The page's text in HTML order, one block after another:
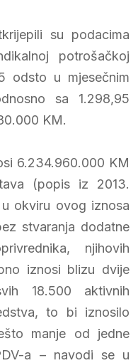
su podacima
potrošačkoj
odsto u mjesečnim
sa 1.298,95
KM.
6.234.960.000 KM
(popis iz 2013.
okviru ovog iznosa
stvaranja dodatne
njihovih
iznosi blizu dvije
18.500 aktivnih
to bi iznosilo
manje od jedne
a – navodi se u